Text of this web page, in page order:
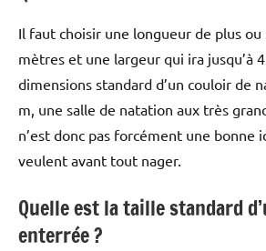
Il faut choisir une longueur de plus ou
mètres et une largeur qui ira jusqu’à
dimensions standard d’un couloir de
m, une salle de natation aux très
n’est donc pas forcément une bonne
veulent avant tout nager.
Quelle est la taille standard
enterrée ?